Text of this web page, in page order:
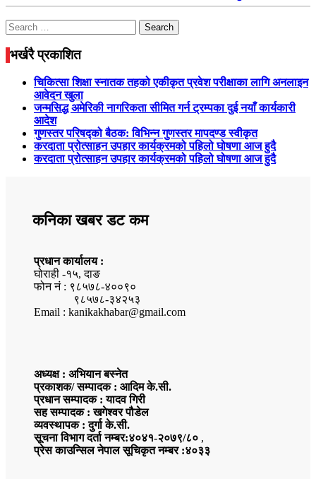
Search
for:
भर्खरै प्रकाशित
चिकित्सा शिक्षा स्नातक तहको एकीकृत प्रवेश परीक्षाका लागि अनलाइन
आवेदन खुला
जन्मसिद्ध अमेरिकी नागरिकता सीमित गर्न ट्रम्पका दुई नयाँ कार्यकारी
आदेश
गुणस्तर परिषद्को बैठक: विभिन्न गुणस्तर मापदण्ड स्वीकृत
करदाता प्रोत्साहन उपहार कार्यक्रमको पहिलो घोषणा आज हुदै
करदाता प्रोत्साहन उपहार कार्यक्रमको पहिलो घोषणा आज हुदै
कनिका खबर डट कम
प्रधान कार्यालय :
घोराही -१५, दाङ
फोन नं : ९८५७८-४००९०
९८५७८-३४२५३
Email : kanikakhabar@gmail.com
अध्यक्ष : अभियान बस्नेत
प्रकाशक/ सम्पादक : आदिम के.सी.
प्रधान सम्पादक : यादव गिरी
सह सम्पादक : खगेश्वर पौडेल
व्यवस्थापक : दुर्गा के.सी.
सूचना विभाग दर्ता नम्बर:४०४१-२०७९/८० ,
प्रेस काउन्सिल नेपाल सूचिकृत नम्बर :४०३३